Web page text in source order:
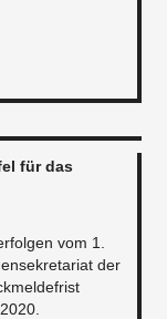
für das
vom 1.
der